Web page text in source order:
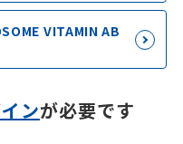
VITAMIN AB
ンが必要です